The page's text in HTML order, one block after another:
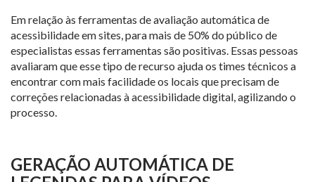
Em relação às ferramentas de avaliação automática de
acessibilidade em sites, para mais de 50% do público de
especialistas essas ferramentas são positivas. Essas pessoas
avaliaram que esse tipo de recurso ajuda os times técnicos a
encontrar com mais facilidade os locais que precisam de
correções relacionadas à acessibilidade digital, agilizando o
processo.
GERAÇÃO AUTOMÁTICA DE